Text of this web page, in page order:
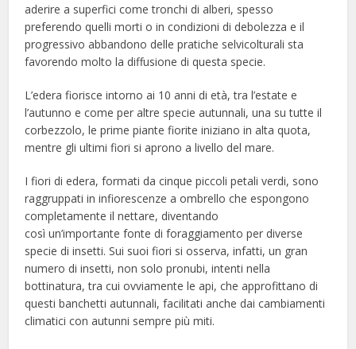
aderire a superfici come tronchi di alberi, spesso
preferendo quelli morti o in condizioni di debolezza e il
progressivo abbandono delle pratiche selvicolturali sta
favorendo molto la diffusione di questa specie.
L’edera fiorisce intorno ai 10 anni di età, tra l’estate e
l’autunno e come per altre specie autunnali, una su tutte il
corbezzolo, le prime piante fiorite iniziano in alta quota,
mentre gli ultimi fiori si aprono a livello del mare.
I fiori di edera, formati da cinque piccoli petali verdi, sono
raggruppati in infiorescenze a ombrello che espongono
completamente il nettare, diventando
così un’importante fonte di foraggiamento per diverse
specie di insetti. Sui suoi fiori si osserva, infatti, un gran
numero di insetti, non solo pronubi, intenti nella
bottinatura, tra cui ovviamente le api, che approfittano di
questi banchetti autunnali, facilitati anche dai cambiamenti
climatici con autunni sempre più miti.